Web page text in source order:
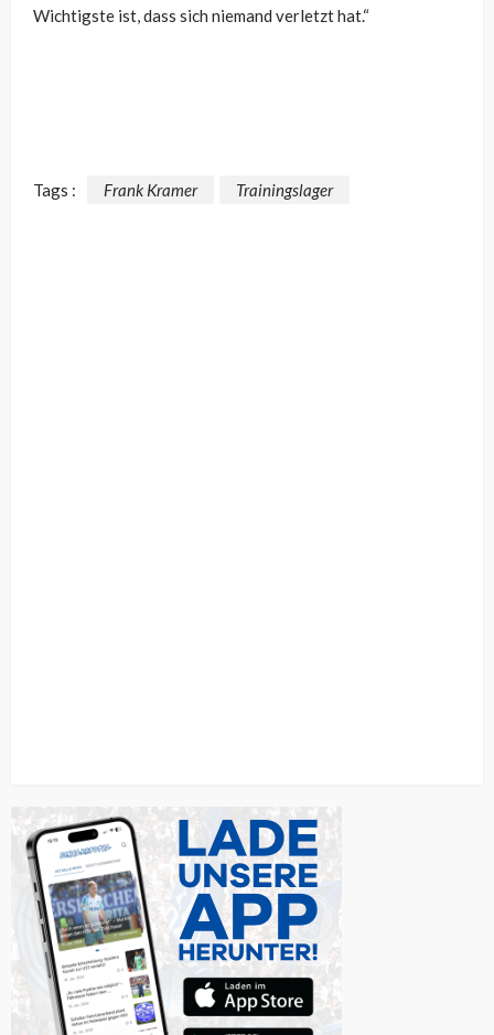
Wichtigste ist, dass sich niemand verletzt hat.“
Tags : Frank Kramer Trainingslager